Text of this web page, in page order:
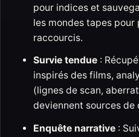
pour indices et
les mondes tapes pour
raccourcis.
Survie tendue :
inspirés des films,
(lignes de scan,
deviennent sources
Enquête narrative :